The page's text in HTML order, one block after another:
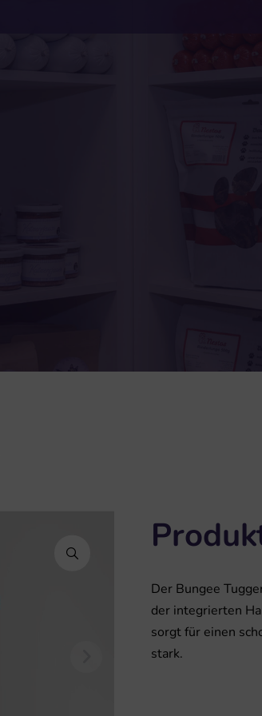
Der Bungee
der integrierten
sorgt für einen
stark.